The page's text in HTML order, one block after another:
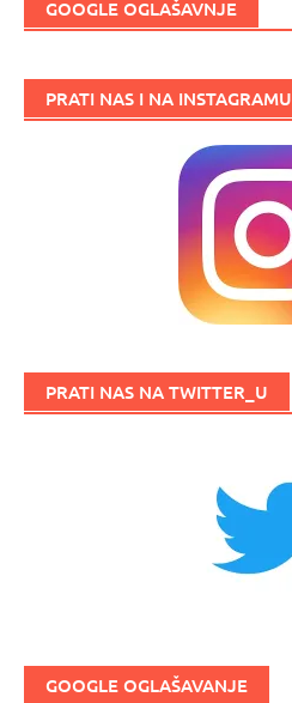
GOOGLE OGLAŠAVNJE
PRATI NAS I NA INSTAGRAMU
PRATI NAS NA TWITTER_U
GOOGLE OGLAŠAVANJE